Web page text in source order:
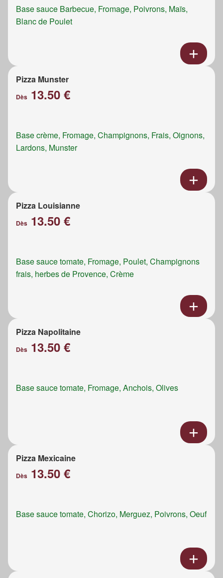
Base sauce Barbecue, Fromage, Poivrons, Maïs,
Blanc de Poulet
Pizza Munster
Dès 13.50 €
Base crème, Fromage, Champignons, Frais, Oignons,
Lardons, Munster
Pizza Louisianne
Dès 13.50 €
Base sauce tomate, Fromage, Poulet, Champignons
frais, herbes de Provence, Crème
Pizza Napolitaine
Dès 13.50 €
Base sauce tomate, Fromage, Anchois, Olives
Pizza Mexicaine
Dès 13.50 €
Base sauce tomate, Chorizo, Merguez, Poivrons, Oeuf